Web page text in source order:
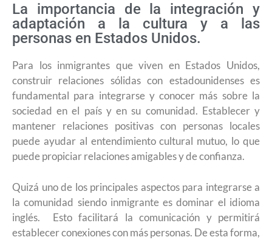
La importancia de la integración y
adaptación a la cultura y a las
personas en Estados Unidos.
Para los inmigrantes que viven en Estados Unidos,
construir relaciones sólidas con estadounidenses es
fundamental para integrarse y conocer más sobre la
sociedad en el país y en su comunidad. Establecer y
mantener relaciones positivas con personas locales
puede ayudar al entendimiento cultural mutuo, lo que
puede propiciar relaciones amigables y de confianza.
Quizá uno de los principales aspectos para integrarse a
la comunidad siendo inmigrante es dominar el idioma
inglés. Esto facilitará la comunicación y permitirá
establecer conexiones con más personas. De esta forma,